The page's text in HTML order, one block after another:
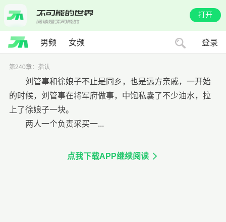
打开
男频 女频 登录
第240章：指认
刘管事和徐娘子不止是同乡，也是远方亲戚，一开始
的时候，刘管事在将军府做事，中饱私囊了不少油水，拉
上了徐娘子一块。
两人一个负责采买一...
点我下载APP继续阅读